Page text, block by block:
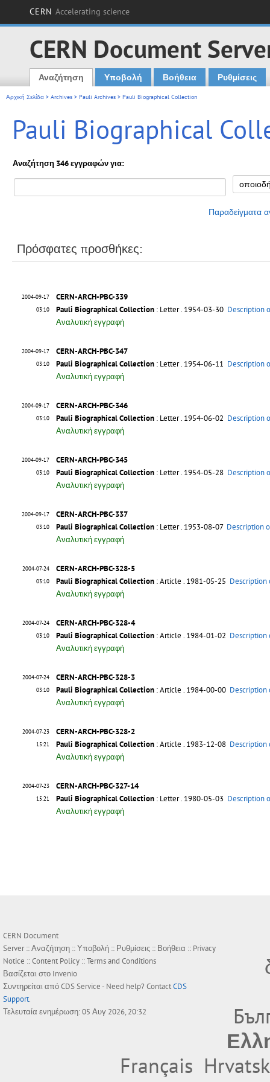
CERN Accelerating science
CERN Document
Main menu
Αναζήτηση Υποβολή Βοήθεια Ρυθμίσεις
Αρχική Σελίδα > Archives > Pauli Archives > Pauli Biographical Collection
Pauli Biographical
Αναζήτηση 346 εγγραφών για:
Παραδείγματα
Πρόσφατες προσθήκες:
2004-09-17
03:10
CERN-ARCH-PBC-339
Pauli Biographical Collection : Letter. 1954-03-30 Description
Αναλυτική εγγραφή
2004-09-17
03:10
CERN-ARCH-PBC-347
Pauli Biographical Collection : Letter. 1954-06-11 Description
Αναλυτική εγγραφή
2004-09-17
03:10
CERN-ARCH-PBC-346
Pauli Biographical Collection : Letter. 1954-06-02 Description
Αναλυτική εγγραφή
2004-09-17
03:10
CERN-ARCH-PBC-345
Pauli Biographical Collection : Letter. 1954-05-28 Description
Αναλυτική εγγραφή
2004-09-17
03:10
CERN-ARCH-PBC-337
Pauli Biographical Collection : Letter. 1953-08-07 Description
Αναλυτική εγγραφή
2004-07-24
03:10
CERN-ARCH-PBC-328-5
Pauli Biographical Collection : Article . 1981-05-25 Description
Αναλυτική εγγραφή
2004-07-24
03:10
CERN-ARCH-PBC-328-4
Pauli Biographical Collection : Article . 1984-01-02 Description
Αναλυτική εγγραφή
2004-07-24
03:10
CERN-ARCH-PBC-328-3
Pauli Biographical Collection : Article . 1984-00-00 Description
Αναλυτική εγγραφή
2004-07-23
15:21
CERN-ARCH-PBC-328-2
Pauli Biographical Collection : Article . 1983-12-08 Description
Αναλυτική εγγραφή
2004-07-23
15:21
CERN-ARCH-PBC-327-14
Pauli Biographical Collection : Letter. 1980-05-03 Description
Αναλυτική εγγραφή
CERN Document
Server ::Αναζήτηση ::Υποβολή :: Ρυθμίσεις :: Βοήθεια :: Privacy
Notice ::Content Policy ::Terms and Conditions
Βασίζεται στο Invenio
Συντηρείται απόCDS Service- Need help? ContactCDS
Support.
Τελευταία ενημέρωση: 05 Αυγ 2026, 20:32
Français